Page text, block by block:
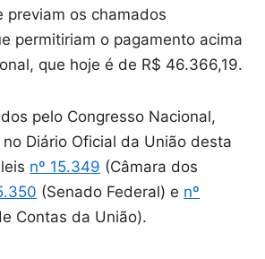
previam os chamados
permitiriam o pagamento acima
que hoje é de R$ 46.366,19.
pelo Congresso Nacional,
Diário Oficial da União desta
nº 15.349 (Câmara dos
(Senado Federal) e nº
Contas da União).